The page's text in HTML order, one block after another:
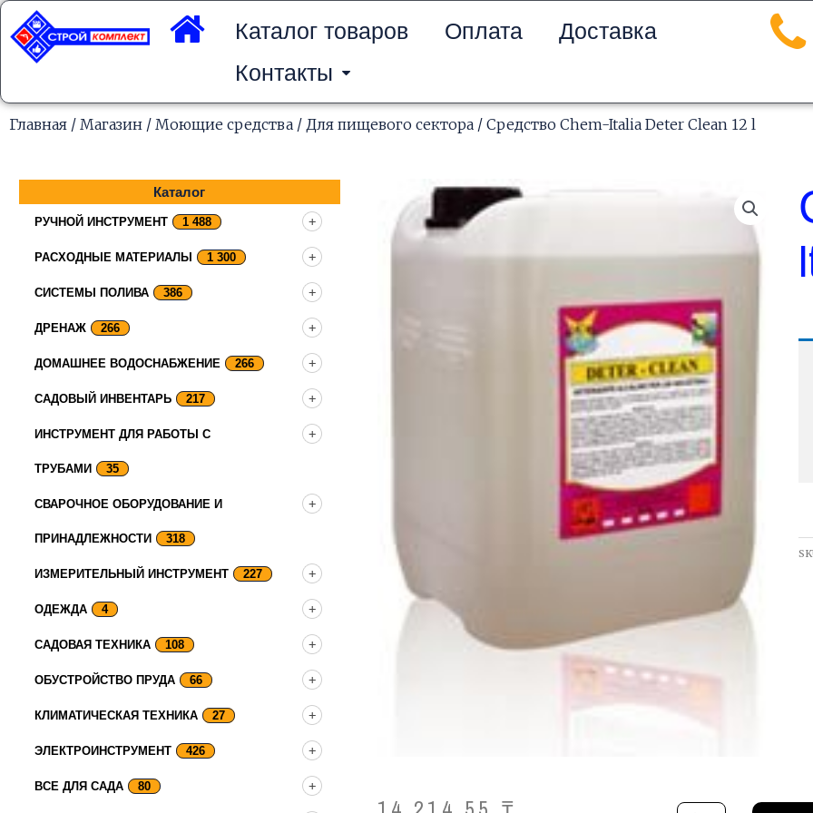
Перейти
содержимому
Каталог товаров Оплата
Доставка
Контакты
Главная / Магазин / Моющие средства / Для пищевого сектора / Средство Chem-Italia Deter Clean 12 l
Каталог
РУЧНОЙ ИНСТРУМЕНТ 1 488
РАСХОДНЫЕ МАТЕРИАЛЫ 1 300
СИСТЕМЫ ПОЛИВА 386
ДРЕНАЖ 266
ДОМАШНЕЕ ВОДОСНАБЖЕНИЕ 266
САДОВЫЙ ИНВЕНТАРЬ 217
ИНСТРУМЕНТ ДЛЯ РАБОТЫ С
ТРУБАМИ 35
СВАРОЧНОЕ ОБОРУДОВАНИЕ И
ПРИНАДЛЕЖНОСТИ 318
ИЗМЕРИТЕЛЬНЫЙ ИНСТРУМЕНТ 227
ОДЕЖДА 4
САДОВАЯ ТЕХНИКА 108
ОБУСТРОЙСТВО ПРУДА 66
КЛИМАТИЧЕСКАЯ ТЕХНИКА 27
ЭЛЕКТРОИНСТРУМЕНТ 426
ВСЕ ДЛЯ САДА 80
Количество